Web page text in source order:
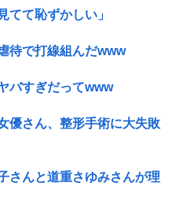
てて恥ずかしい」
待で打線組んだwww
バすぎだってwww
優さん、整形手術に大失敗
さんと道重さゆみさんが理